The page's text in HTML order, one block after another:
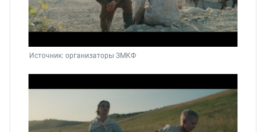
Источник: организаторы ЗМКФ